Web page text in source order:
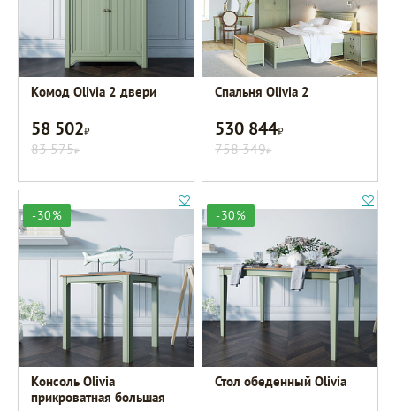
Комод Olivia 2 двери
58 502Р
83 575Р
Спальня Olivia 2
530 844Р
758 349Р
-30%
Консоль Olivia
прикроватная большая
-30%
Стол обеденный Olivia